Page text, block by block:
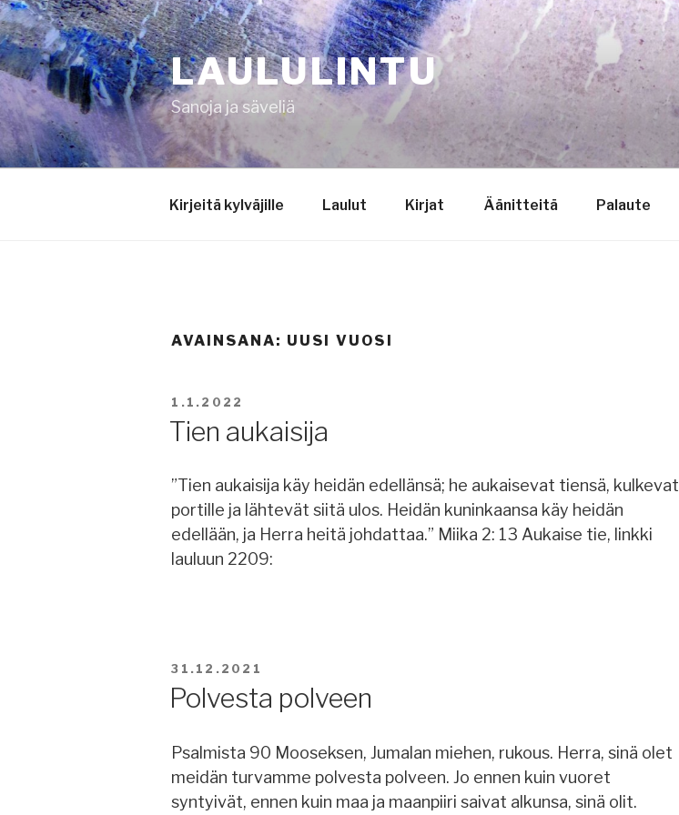
Siirry
sisältöön
LAULULINTU
Sanoja ja säveliä
Kirjeitä kylväjille Laulut Kirjat Äänitteitä Palaute
AVAINSANA: UUSI VUOSI
JULKAISTU
1.1.2022
Tien aukaisija
”Tien aukaisija käy heidän edellänsä; he aukaisevat tiensä, kulkevat
portille ja lähtevät siitä ulos. Heidän kuninkaansa käy heidän
edellään, ja Herra heitä johdattaa.” Miika 2: 13 Aukaise tie, linkki
lauluun 2209:
JULKAISTU
31.12.2021
Polvesta polveen
Psalmista 90 Mooseksen, Jumalan miehen, rukous. Herra, sinä olet
meidän turvamme polvesta polveen. Jo ennen kuin vuoret
syntyivät, ennen kuin maa ja maanpiiri saivat alkunsa, sinä olit.